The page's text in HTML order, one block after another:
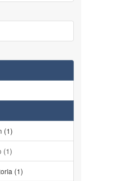
(1)
(1)
(1)